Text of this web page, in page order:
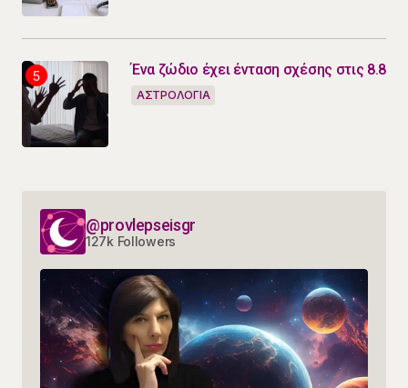
Ένα ζώδιο έχει ένταση σχέσης στις 8.8
ΑΣΤΡΟΛΟΓΙΑ
@provlepseisgr
127k Followers